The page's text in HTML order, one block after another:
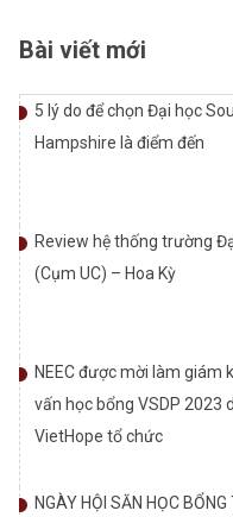
Bài viết mới
5 lý do để chọn Đại học
Hampshire là điểm đến
Review hệ thống trường
(Cụm UC) – Hoa Kỳ
NEEC được mời làm giám
vấn học bổng VSDP 2023
VietHope tổ chức
NGÀY HỘI SĂN HỌC